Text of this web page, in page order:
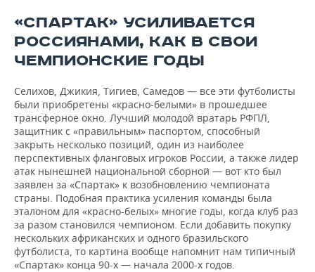
«СПАРТАК» УСИЛИВАЕТСЯ
РОССИЯНАМИ, КАК В СВОИ
ЧЕМПИОНСКИЕ ГОДЫ
Селихов, Джикия, Тигиев, Самедов — все эти футболисты
были приобретены «красно-белыми» в прошедшее
трансферное окно. Лучший молодой вратарь РФПЛ,
защитник с «правильным» паспортом, способный
закрыть несколько позиций, один из наиболее
перспективных фланговых игроков России, а также лидер
атак нынешней национальной сборной — вот кто был
заявлен за «Спартак» к возобновлению чемпионата
страны. Подобная практика усиления команды была
эталоном для «красно-белых» многие годы, когда клуб раз
за разом становился чемпионом. Если добавить покупку
нескольких африканских и одного бразильского
футболиста, то картина вообще напомнит нам типичный
«Спартак» конца 90-х — начала 2000-х годов.